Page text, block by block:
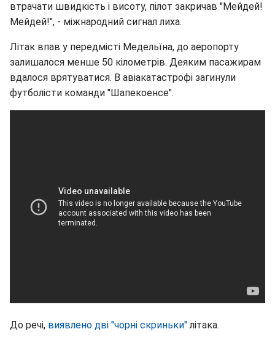
втрачати швидкість і висоту, пілот закричав "Мейдей!
Мейдей!", - міжнародний сигнал лиха.
Літак впав у передмісті Медельїна, до аеропорту
залишалося менше 50 кілометрів. Деяким пасажирам
вдалося врятуватися. В авіакатастрофі загинули
футболісти команди "Шапекоенсе".
До речі, виявлено дві "чорні скриньки"літака.